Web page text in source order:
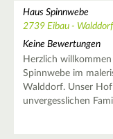
Haus Spinnwebe
2739 Eibau -
Keine Bewertungen
Herzlich
Spinnwebe im
Walddorf. Unser
unvergesslichen